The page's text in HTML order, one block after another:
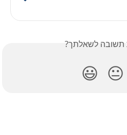
תשובה לשאלתך?
😐
😃